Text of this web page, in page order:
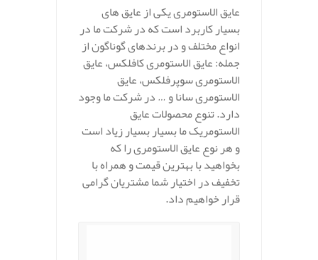
عایق الاستومری یکی از عایق های
بسیار کاربرد است که در شرکت ما در
انواع مختلف و در برندهای گوناگون از
جمله: عایق الاستومری کافلکس، عایق
الاستومری سوپرفلکس، عایق
الاستومری سانا و … در شرکت ما وجود
دارد. تنوع محصولات عایق
الاستومریک ما بسیار بسیار زیاد است
و هر نوع عایق الاستومری را که
بخواهید با بهترین قیمت و همراه با
تخفیف در اختیار شما مشتریان گرامی
قرار خواهیم داد.